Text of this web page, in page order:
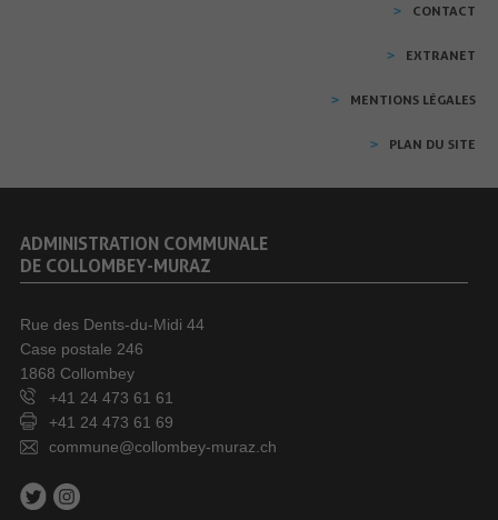
CONTACT
EXTRANET
MENTIONS LÉGALES
PLAN DU SITE
ADMINISTRATION COMMUNALE
DE COLLOMBEY-MURAZ
Rue des Dents-du-Midi 44
Case postale 246
1868 Collombey
+41 24 473 61 61
+41 24 473 61 69
commune@collombey-muraz.ch